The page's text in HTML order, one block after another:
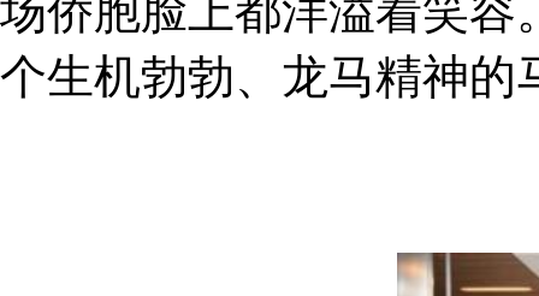
场侨胞脸上都洋溢着笑容
个生机勃勃、龙马精神的